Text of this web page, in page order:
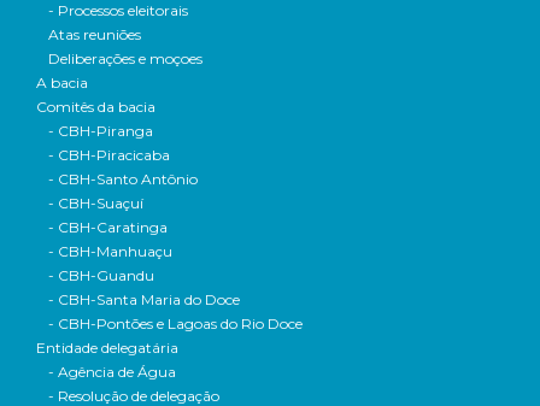
- Processos eleitorais
Atas reuniões
Deliberações e moçoes
A bacia
Comitês da bacia
- CBH-Piranga
- CBH-Piracicaba
- CBH-Santo Antônio
- CBH-Suaçuí
- CBH-Caratinga
- CBH-Manhuaçu
- CBH-Guandu
- CBH-Santa Maria do Doce
- CBH-Pontões e Lagoas do Rio Doce
Entidade delegatária
- Agência de Água
- Resolução de delegação